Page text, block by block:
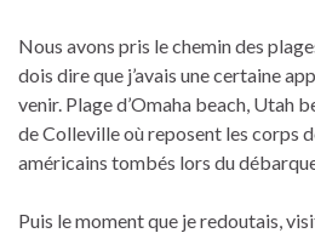
Nous avons pris le chemin des
dois dire que j’avais une certaine
venir. Plage d’Omaha beach, Utah
de Colleville où reposent les corps
américains tombés lors du
Puis le moment que je redoutais,